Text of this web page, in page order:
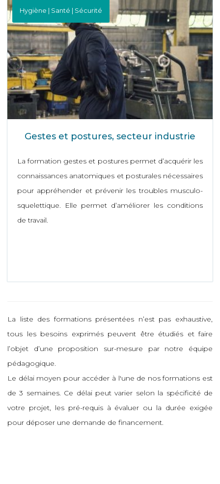
Hygiène | Santé | Sécurité
Gestes et postures, secteur industrie
La formation gestes et postures permet d’acquérir les
connaissances anatomiques et posturales nécessaires
pour appréhender et prévenir les troubles musculo-
squelettique. Elle permet d’améliorer les conditions
de travail.
La liste des formations présentées n’est pas exhaustive,
tous les besoins exprimés peuvent être étudiés et faire
l’objet d’une proposition sur-mesure par notre équipe
pédagogique.
Le délai moyen pour accéder à l'une de nos formations est
de 3 semaines. Ce délai peut varier selon la spécificité de
votre projet, les pré-requis à évaluer ou la durée exigée
pour déposer une demande de financement.